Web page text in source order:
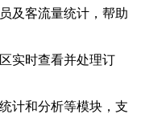
及客流量统计，帮助
实时查看并处理订
计和分析等模块，支